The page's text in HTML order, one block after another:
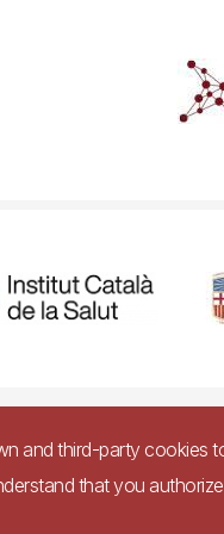
and third-party cookies
that you